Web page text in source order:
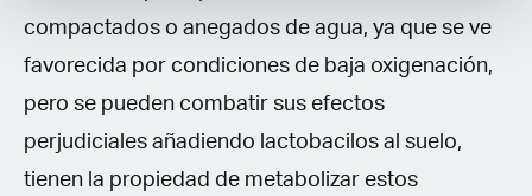
compactados o anegados de agua, ya que se ve
favorecida por condiciones de baja oxigenación,
pero se pueden combatir sus efectos
perjudiciales añadiendo lactobacilos al suelo,
tienen la propiedad de metabolizar estos